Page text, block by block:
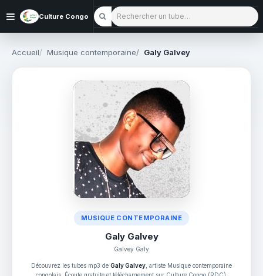
Culture Congo Rechercher un tube
Accueil Musique contemporaine Galy Galvey
MUSIQUE CONTEMPORAINE
Galy Galvey
Galvey Galy
Découvrez les tubes mp3 de Galy Galvey , artiste Musique contemporaine